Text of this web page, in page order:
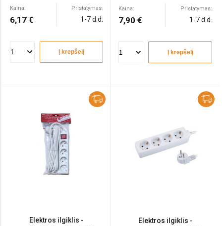
Kaina:
6,17 €
Pristatymas:
1-7 d.d.
Į krepšelį
Kaina:
7,90 €
Pristatymas:
1-7 d.d.
Į krepšelį
Elektros ilgiklis -
Elektros ilgiklis -